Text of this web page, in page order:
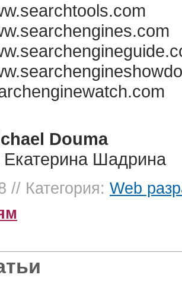
Douma
Шадрина
// Категория: Web